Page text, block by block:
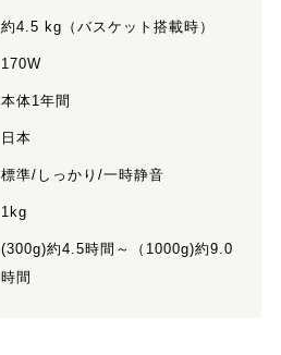
約4.5 kg（バスケット搭載時）
170W
本体1年間
日本
標準/しっかり/一時静音
1kg
(300g)約4.5時間～（1000g)約9.0
時間